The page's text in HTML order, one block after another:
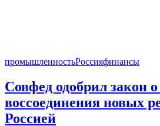
промышленностьРоссияфинансы
Совфед одобрил закон
воссоединения новых
Россией